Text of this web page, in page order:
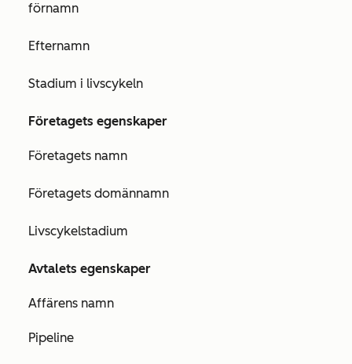
förnamn
Efternamn
Stadium i livscykeln
Företagets egenskaper
Företagets namn
Företagets domännamn
Livscykelstadium
Avtalets egenskaper
Affärens namn
Pipeline